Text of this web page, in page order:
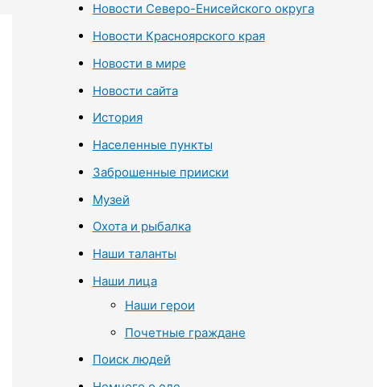
Новости Северо-Енисейского округа
Новости Красноярского края
Новости в мире
Новости сайта
История
Населенные пункты
Заброшенные прииски
Музей
Охота и рыбалка
Наши таланты
Наши лица
Наши герои
Почетные граждане
Поиск людей